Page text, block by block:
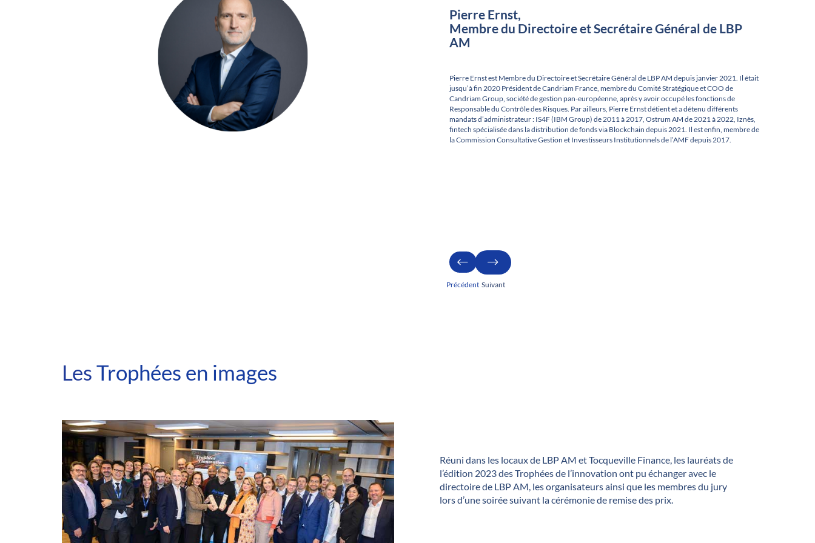
Pierre Ernst,
Membre du Directoire et Secrétaire Général de LBP
AM
Pierre Ernst est Membre du Directoire et Secrétaire Général de LBP AM depuis janvier 2021. Il était
jusqu’à fin 2020 Président de Candriam France, membre du Comité Stratégique et COO de
Candriam Group, société de gestion pan-européenne, après y avoir occupé les fonctions de
Responsable du Contrôle des Risques. Par ailleurs, Pierre Ernst détient et a détenu différents
mandats d’administrateur : IS4F (IBM Group) de 2011 à 2017, Ostrum AM de 2021 à 2022, Iznès,
fintech spécialisée dans la distribution de fonds via Blockchain depuis 2021. Il est enfin, membre de
la Commission Consultative Gestion et Investisseurs Institutionnels de l’AMF depuis 2017.
Précédent Suivant
LesTrophées en images
Réuni dans les locaux de LBP AM et Tocqueville Finance, les lauréats de
l’édition 2023 des Trophées de l’innovation ont pu échanger avec le
directoire de LBP AM, les organisateurs ainsi que les membres du jury
lors d’une soirée suivant la cérémonie de remise des prix.